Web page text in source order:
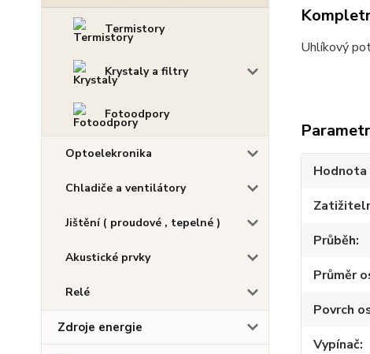
Termistory
Krystaly a filtry
Fotoodpory
Optoelekronika
Chladiče a ventilátory
Jištění ( proudové , tepelné )
Akustické prvky
Relé
Zdroje energie
Uhlíkový
Hodnota
Průběh
Průměr
Povrch
Vypínač